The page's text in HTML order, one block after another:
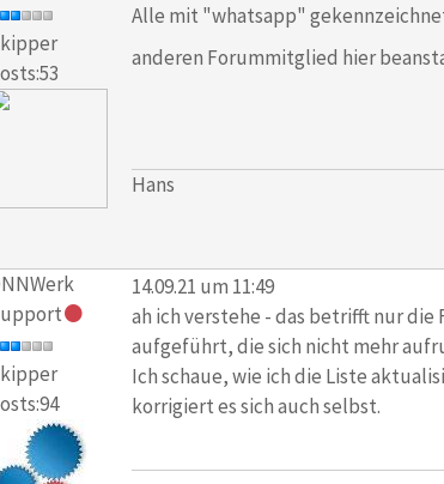
Alle mit "whatsapp"
anderen Forummitglied hier
Hans
14.09.21 um 11:49
ah ich verstehe - das betrifft nur
aufgeführt, die sich nicht mehr
Ich schaue, wie ich die Liste
korrigiert es sich auch selbst.